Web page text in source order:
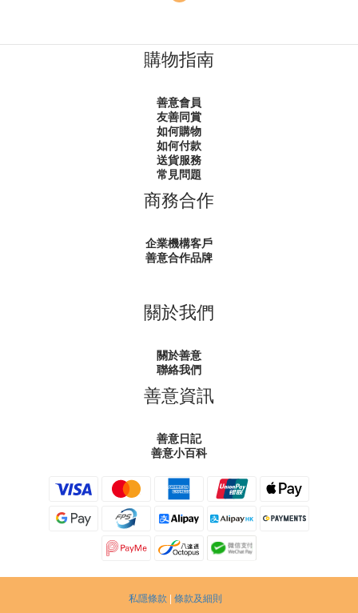
購物指南
善意會員
友善同賞
如何購物
如何付款
送貨服務
常見問題
商務合作
企業機構客戶
善意合作品牌
關於我們
關於善意
聯絡我們
善意資訊
善意日記
善意小百科
私隱條款 條款及細則